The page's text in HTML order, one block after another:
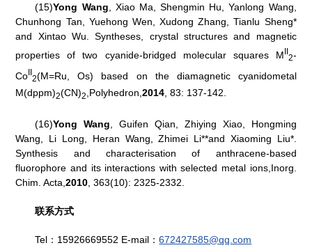
(15)Yong Wang , Xiao Ma, Shengmin Hu, Yanlong Wang,
Chunhong Tan, Yuehong Wen, Xudong Zhang, Tianlu Sheng*
and Xintao Wu. Syntheses, crystal structures and magnetic
properties of two cyanide-bridged molecular squares MII
2-
CoII
2(M=Ru, Os) based on the diamagnetic cyanidometal
M(dppm)2(CN)2,Polyhedron,2014, 83: 137-142.
(16)Yong Wang, Guifen Qian, Zhiying Xiao, Hongming
Wang, Li Long, Heran Wang, Zhimei Li**and Xiaoming Liu*.
Synthesis and characterisation of anthracene-based
fluorophore and its interactions with selected metal ions,Inorg.
Chim. Acta,2010, 363(10): 2325-2332.
联系方式
Tel：15926669552 E-mail：672427585@qq.com